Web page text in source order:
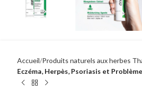
Accueil Produits naturels aux herbes
Eczéma, Herpès, Psoriasis et